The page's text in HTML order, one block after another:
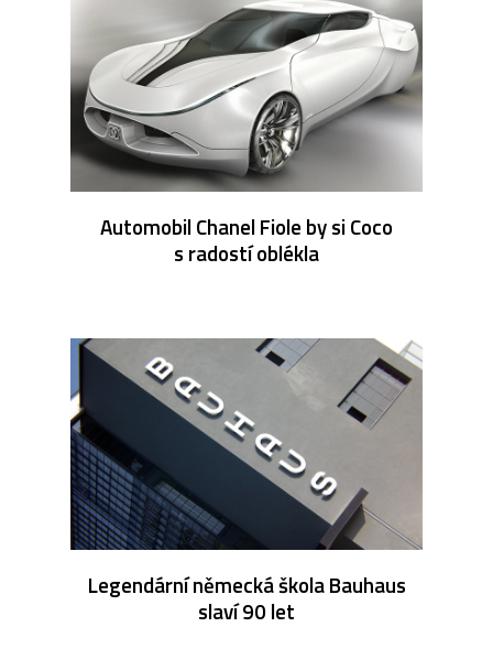
Automobil Chanel Fiole by si Coco
s radostí oblékla
Legendární německá škola Bauhaus
slaví 90 let